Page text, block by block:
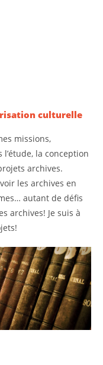
culturelle
missions,
l’étude, la conception
archives.
les archives en
autant de défis
archives! Je suis à